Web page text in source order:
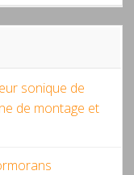
sonique de
de montage et